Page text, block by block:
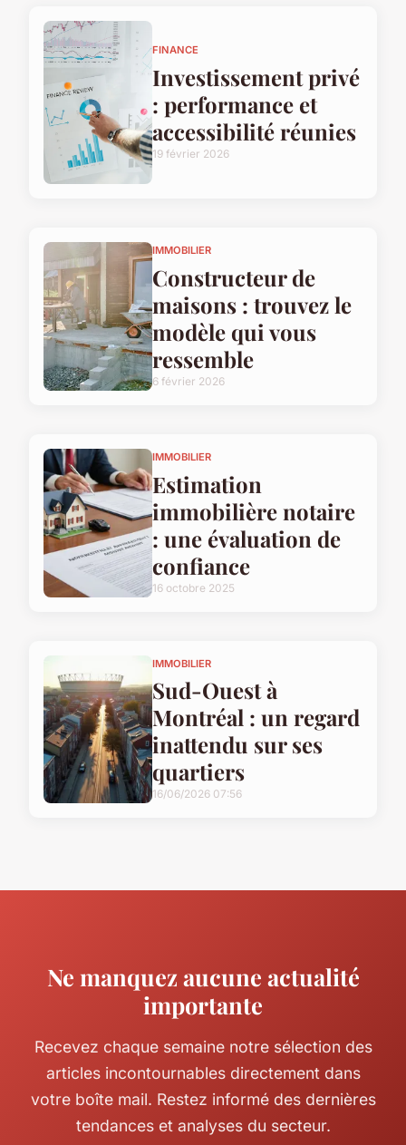
FINANCE
Investissement privé
: performance et
accessibilité réunies
19 février 2026
IMMOBILIER
Constructeur de
maisons : trouvez le
modèle qui vous
ressemble
6 février 2026
IMMOBILIER
Estimation
immobilière notaire
: une évaluation de
confiance
16 octobre 2025
IMMOBILIER
Sud-Ouest à
Montréal : un regard
inattendu sur ses
quartiers
16/06/2026 07:56
Ne manquez aucune actualité
importante
Recevez chaque semaine notre sélection des
articles incontournables directement dans
votre boîte mail. Restez informé des dernières
tendances et analyses du secteur.